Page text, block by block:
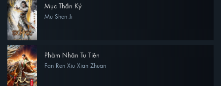
Mục Thần Ký
Mu Shen Ji
Phàm Nhân Tu Tiên
Fan Ren Xiu Xian Zhuan